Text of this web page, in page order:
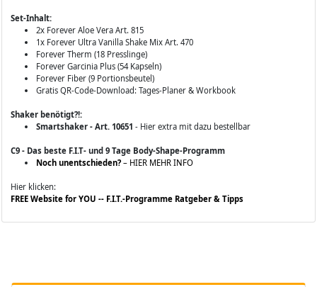
Set-Inhalt:
2x Forever Aloe Vera Art. 815
1x Forever Ultra Vanilla Shake Mix Art. 470
Forever Therm (18 Presslinge)
Forever Garcinia Plus (54 Kapseln)
Forever Fiber (9 Portionsbeutel)
Gratis QR-Code-Download: Tages-Planer & Workbook
Shaker benötigt?!:
Smartshaker - Art. 10651 - Hier extra mit dazu bestellbar
C9 - Das beste F.I.T- und 9 Tage Body-Shape-Programm
Noch unentschieden? – HIER MEHR INFO
Hier klicken:
FREE Website for YOU -- F.I.T.-Programme Ratgeber & Tipps